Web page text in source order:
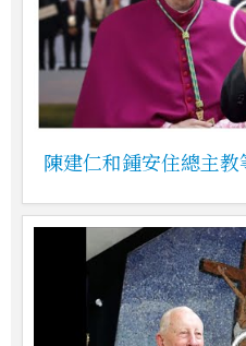
陳建仁和鍾安住總主